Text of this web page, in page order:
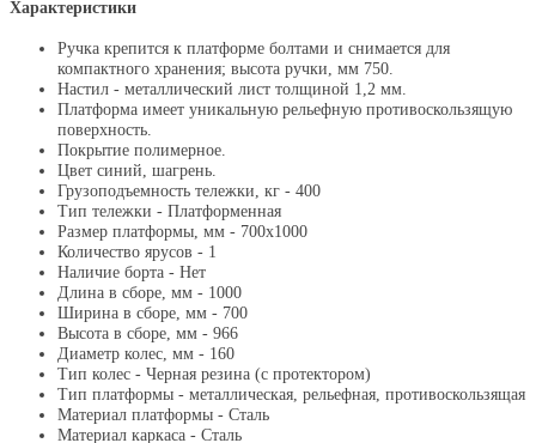
Характеристики
Ручка крепится к платформе болтами и снимается для
компактного хранения; высота ручки, мм 750.
Настил - металлический лист толщиной 1,2 мм.
Платформа имеет уникальную рельефную противоскользящую
поверхность.
Покрытие полимерное.
Цвет синий, шагрень.
Грузоподъемность тележки, кг - 400
Тип тележки - Платформенная
Размер платформы, мм - 700х1000
Количество ярусов - 1
Наличие борта - Нет
Длина в сборе, мм - 1000
Ширина в сборе, мм - 700
Высота в сборе, мм - 966
Диаметр колес, мм - 160
Тип колес - Черная резина (с протектором)
Тип платформы - металлическая, рельефная, противоскользящая
Материал платформы - Сталь
Материал каркаса - Сталь